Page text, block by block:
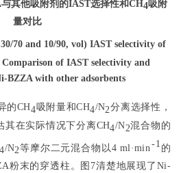
其他吸附剂的IAST选择性和CH4吸附
量对比
70 and 10/90, vol) IAST selectivity of
of IAST selectivity and
BZZA with other adsorbents
的CH4吸附量和CH4/N2分离选择性，
其在实际情况下分离CH4/N2混合物的
4/N2等摩尔二元混合物以4 ml·min -1 的
粉末的穿透柱。
图7清楚地展现了Ni-